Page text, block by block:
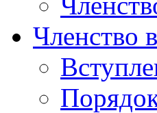
Членство